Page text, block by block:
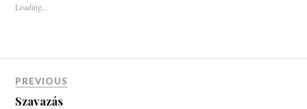
Loading...
PREVIOUS
Szavazás